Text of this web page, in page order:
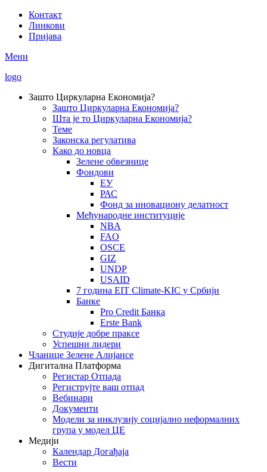
Skip
main
Secondary
Menu
Контакт
Линкови
Пријава
Мени
logo
navigation
Зашто Циркуларна Економија?
Зашто Циркуларна Економија?
Шта је то Циркуларна Економија?
Теме
Законска регулатива
Како до новца
Зелене обвезнице
Фондови
ЕУ
РАС
Фонд за иновациону делатност
Међународне институције
NBA
FAO
OSCE
GIZ
UNDP
USAID
7 година EIT Climate-KIC у Србији
Банке
Pro Credit Банка
Erste Bank
Студије добре праксе
Успешни лидери
Чланице Зелене Алијансе
Дигитална Платформа
Регистар Отпада
Региструјте ваш отпад
Вебинари
Документи
Модели за инклузију социјално неформалних
група у модел ЦЕ
Медији
Календар Догађаја
Вести